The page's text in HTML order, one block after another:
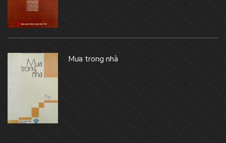
Mưa trong nhà